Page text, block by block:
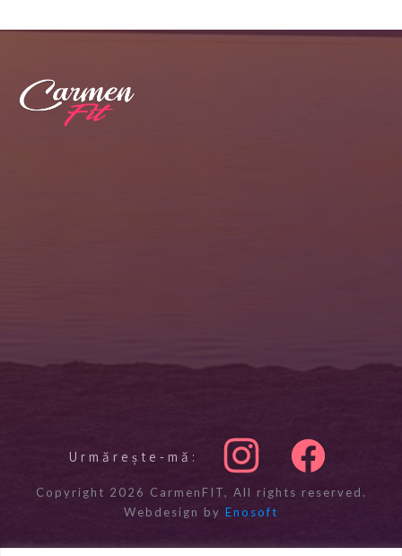
Urmărește-mă:
Copyright 2026 CarmenFIT, All rights reserved.
Webdesign by Enosoft